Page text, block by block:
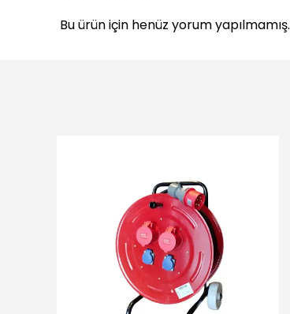
Bu ürün için henüz yorum yapılmamış.